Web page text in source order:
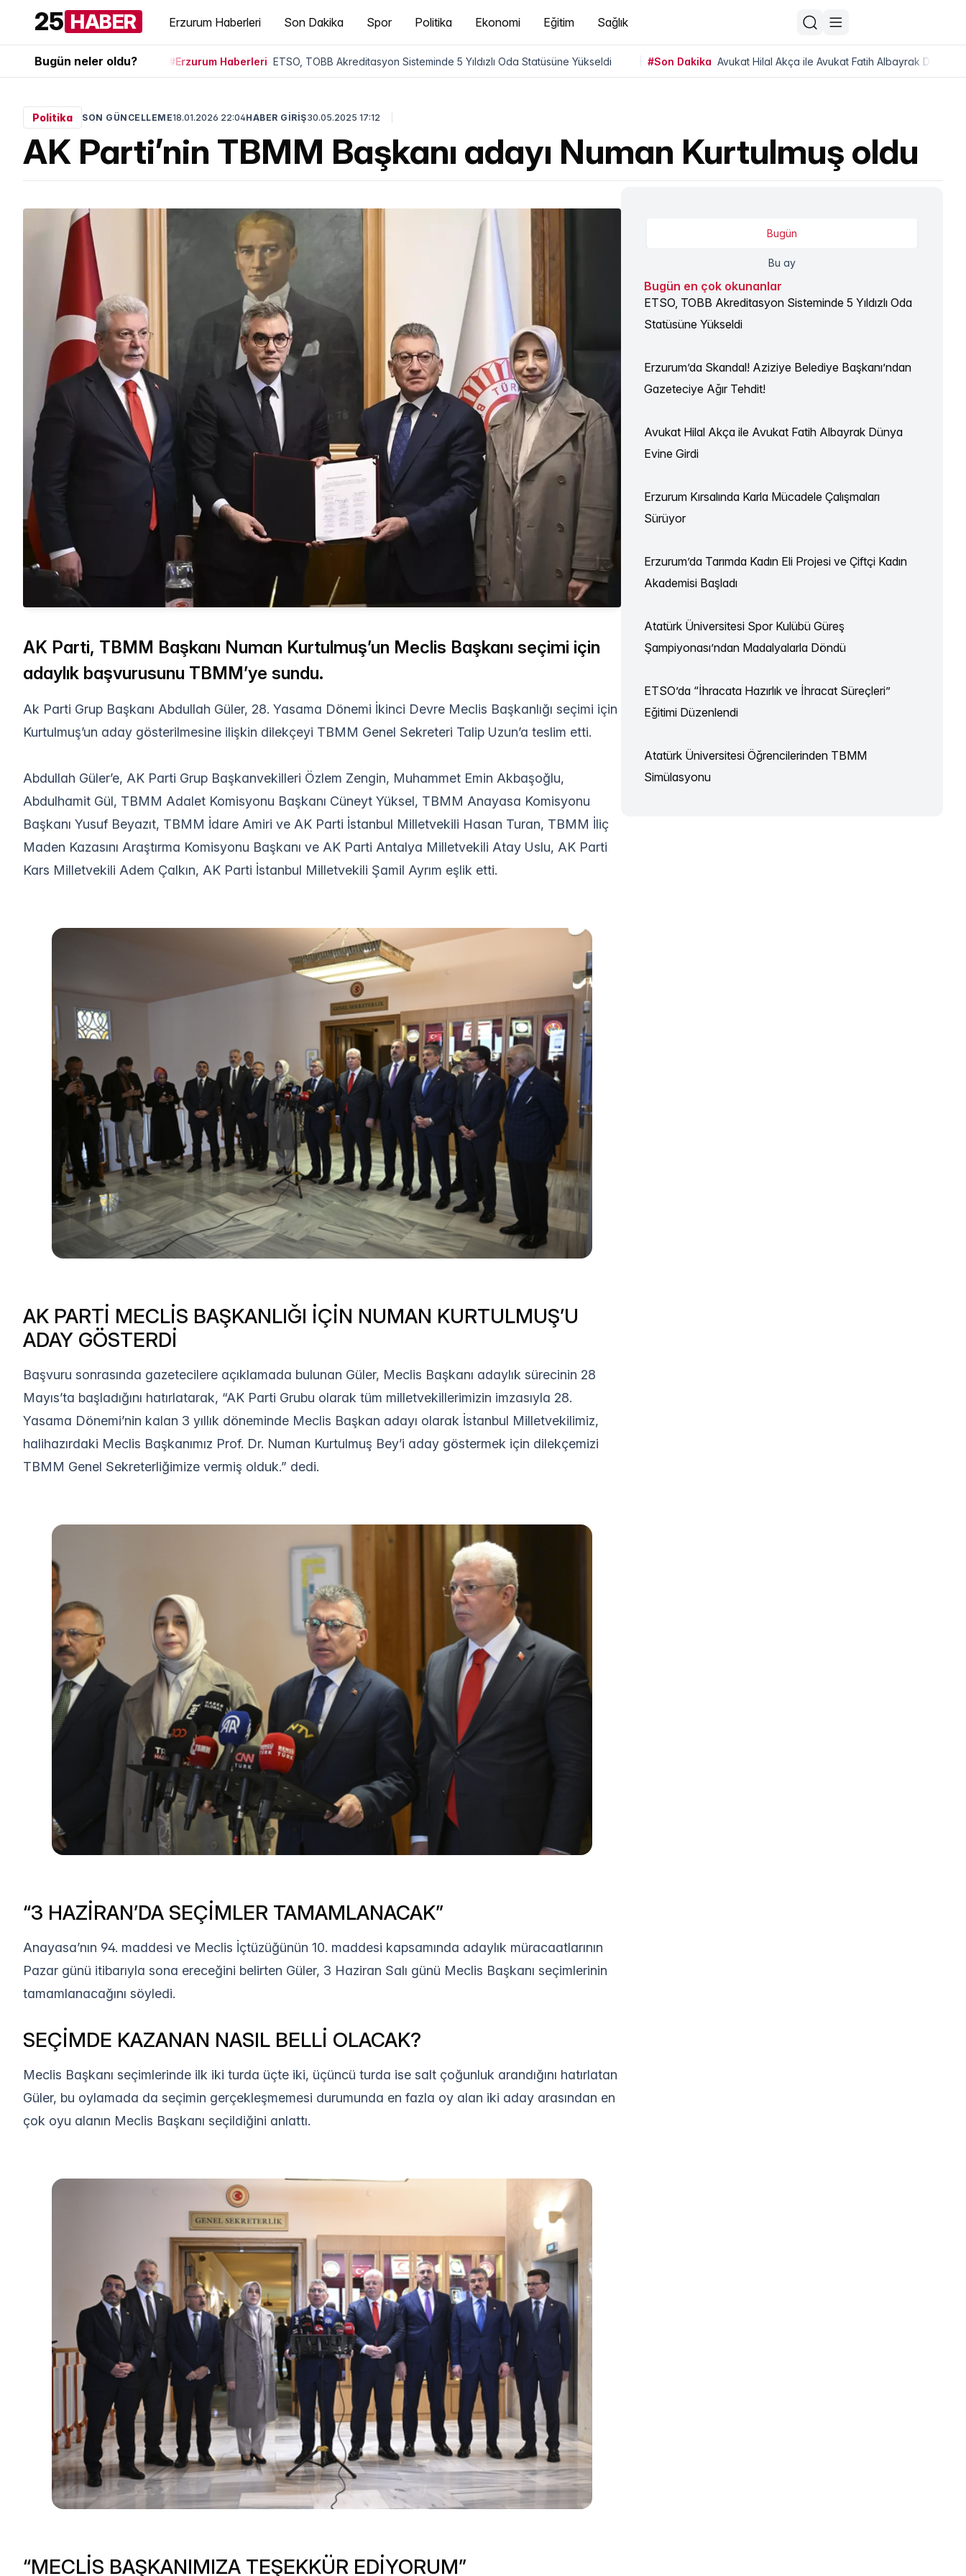
25 HABER Erzurum Haberleri Son Dakika Spor Politika Ekonomi Eğitim Sağlık
Bugün neler oldu? #Erzurum Haberleri ETSO, TOBB Akreditasyon Sisteminde 5 Yıldızlı Oda Statüsüne Yükseldi #Son Dakika Avukat Hilal Akça ile Avukat Fatih Albayrak Dünya
Politika SON GÜNCELLEME18.01.2026 22:04HABER GİRİŞ30.05.2025 17:12
AK Parti’nin TBMM Başkanı adayı Numan Kurtulmuş oldu
AK Parti, TBMM Başkanı Numan Kurtulmuş’un Meclis Başkanı seçimi için
adaylık başvurusunu TBMM’ye sundu.
Ak Parti Grup Başkanı Abdullah Güler, 28. Yasama Dönemi İkinci Devre Meclis Başkanlığı seçimi için
Kurtulmuş’un aday gösterilmesine ilişkin dilekçeyi TBMM Genel Sekreteri Talip Uzun’a teslim etti.
Abdullah Güler’e, AK Parti Grup Başkanvekilleri Özlem Zengin, Muhammet Emin Akbaşoğlu,
Abdulhamit Gül, TBMM Adalet Komisyonu Başkanı Cüneyt Yüksel, TBMM Anayasa Komisyonu
Başkanı Yusuf Beyazıt, TBMM İdare Amiri ve AK Parti İstanbul Milletvekili Hasan Turan, TBMM İliç
Maden Kazasını Araştırma Komisyonu Başkanı ve AK Parti Antalya Milletvekili Atay Uslu, AK Parti
Kars Milletvekili Adem Çalkın, AK Parti İstanbul Milletvekili Şamil Ayrım eşlik etti.
AK PARTİ MECLİS BAŞKANLIĞI İÇİN NUMAN KURTULMUŞ’U
ADAY GÖSTERDİ
Başvuru sonrasında gazetecilere açıklamada bulunan Güler, Meclis Başkanı adaylık sürecinin 28
Mayıs’ta başladığını hatırlatarak, “AK Parti Grubu olarak tüm milletvekillerimizin imzasıyla 28.
Yasama Dönemi’nin kalan 3 yıllık döneminde Meclis Başkan adayı olarak İstanbul Milletvekilimiz,
halihazırdaki Meclis Başkanımız Prof. Dr. Numan Kurtulmuş Bey’i aday göstermek için dilekçemizi
TBMM Genel Sekreterliğimize vermiş olduk.” dedi.
“3 HAZİRAN’DA SEÇİMLER TAMAMLANACAK”
Anayasa’nın 94. maddesi ve Meclis İçtüzüğünün 10. maddesi kapsamında adaylık müracaatlarının
Pazar günü itibarıyla sona ereceğini belirten Güler, 3 Haziran Salı günü Meclis Başkanı seçimlerinin
tamamlanacağını söyledi.
SEÇİMDE KAZANAN NASIL BELLİ OLACAK?
Meclis Başkanı seçimlerinde ilk iki turda üçte iki, üçüncü turda ise salt çoğunluk arandığını hatırlatan
Güler, bu oylamada da seçimin gerçekleşmemesi durumunda en fazla oy alan iki aday arasından en
çok oyu alanın Meclis Başkanı seçildiğini anlattı.
“MECLİS BAŞKANIMIZA TEŞEKKÜR EDİYORUM”
Bugün
Bu ay
Bugün en çok okunanlar
ETSO, TOBB Akreditasyon Sisteminde 5 Yıldızlı Oda
Statüsüne Yükseldi
Erzurum’da Skandal! Aziziye Belediye Başkanı’ndan
Gazeteciye Ağır Tehdit!
Avukat Hilal Akça ile Avukat Fatih Albayrak Dünya
Evine Girdi
Erzurum Kırsalında Karla Mücadele Çalışmaları
Sürüyor
Erzurum’da Tarımda Kadın Eli Projesi ve Çiftçi Kadın
Akademisi Başladı
Atatürk Üniversitesi Spor Kulübü Güreş
Şampiyonası’ndan Madalyalarla Döndü
ETSO’da “İhracata Hazırlık ve İhracat Süreçleri”
Eğitimi Düzenlendi
Atatürk Üniversitesi Öğrencilerinden TBMM
Simülasyonu